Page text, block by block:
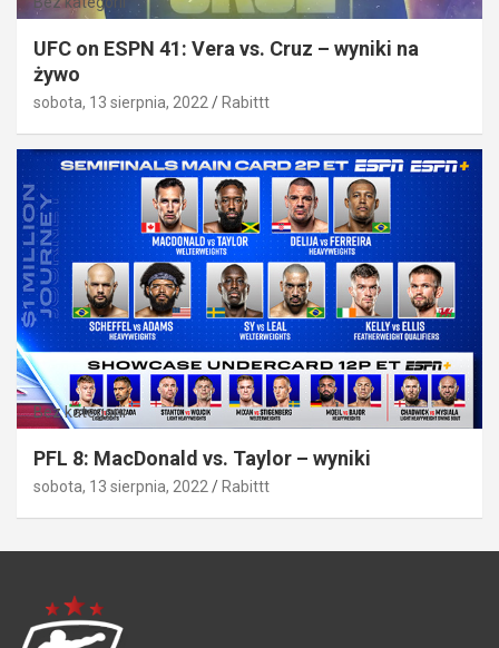
UFC on ESPN 41: Vera vs. Cruz – wyniki na
żywo
sobota, 13 sierpnia, 2022 Rabittt
Bez kategorii
PFL 8: MacDonald vs. Taylor – wyniki
sobota, 13 sierpnia, 2022 Rabittt